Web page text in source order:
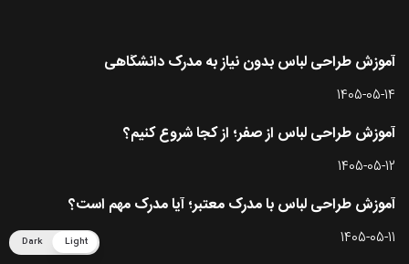
آموزش طراحی لباس بدون نیاز به مدرک دانشگاهی
1405-05-14
آموزش طراحی لباس از صفر؛ از کجا شروع کنیم؟
1405-05-12
آموزش طراحی لباس با مدرک معتبر؛ آیا مدرک مهم است؟
1405-05-11
Light
Dark